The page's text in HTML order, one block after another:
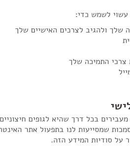
עשוי לשמש כדי:
שלך ולהגיב לצרכים האישיים שלך
צרכי התמיכה שלך
בכל דרך שהיא לגופים
שמסייעות לנו בתפעול אתר
על סודיות המידע הזה.